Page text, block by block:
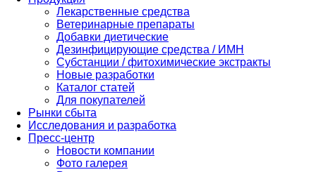
Лекарственные средства
Ветеринарные препараты
Добавки диетические
Дезинфицирующие средства / ИМН
Субстанции / фитохимические экстракты
Новые разработки
Каталог статей
Для покупателей
Рынки сбыта
Исследования и разработка
Пресс-центр
Новости компании
Фото галерея